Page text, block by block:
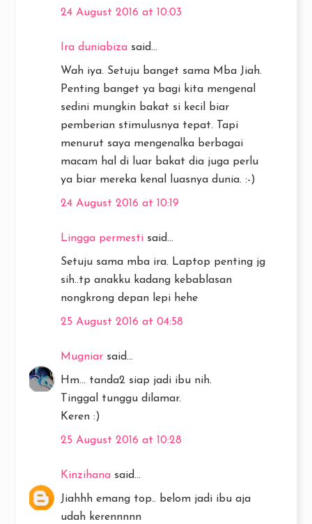
24 August 2016 at 10:03
Ira duniabiza said...
Wah iya. Setuju banget sama Mba Jiah.
Penting banget ya bagi kita mengenal
sedini mungkin bakat si kecil biar
pemberian stimulusnya tepat. Tapi
menurut saya mengenalka berbagai
macam hal di luar bakat dia juga perlu
ya biar mereka kenal luasnya dunia. :-)
24 August 2016 at 10:19
Lingga permesti said...
Setuju sama mba ira. Laptop penting jg
sih..tp anakku kadang kebablasan
nongkrong depan lepi hehe
25 August 2016 at 04:58
Mugniar said...
Hm... tanda2 siap jadi ibu nih.
Tinggal tunggu dilamar.
Keren :)
25 August 2016 at 10:28
Kinzihana said...
Jiahhh emang top.. belom jadi ibu aja
udah kerennnnn